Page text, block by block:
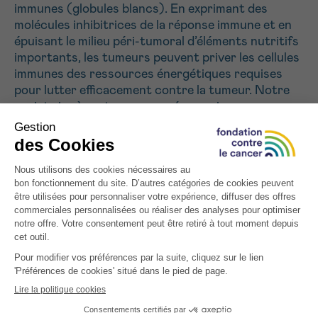
immunes (globules blancs). En exprimant des
molécules inhibitrices de la réponse immune et en
épuisant le milieu péri-tumoral d’éléments nutritifs
importants, les tumeurs peuvent priver les cellules
immunes des ressources énergétiques requises
pour lutter efficacement contre la tumeur. Notre
projet vise à restaurer une réponse immune
efficace, en rétablissant le fonctionnement normal
des mitochondries (les centrales énergétiques de
la cellule). Par une approche pharmacologique
destinée à augmenter le taux de NAD
intracellulaire, unmétabolitedont les cellules
immunes ont besoin pour exercer de manière
optimale leur fonction, nous espérons pouvoir
rétablir une réponse immune anti-tumorale
efficace.
Envoyer